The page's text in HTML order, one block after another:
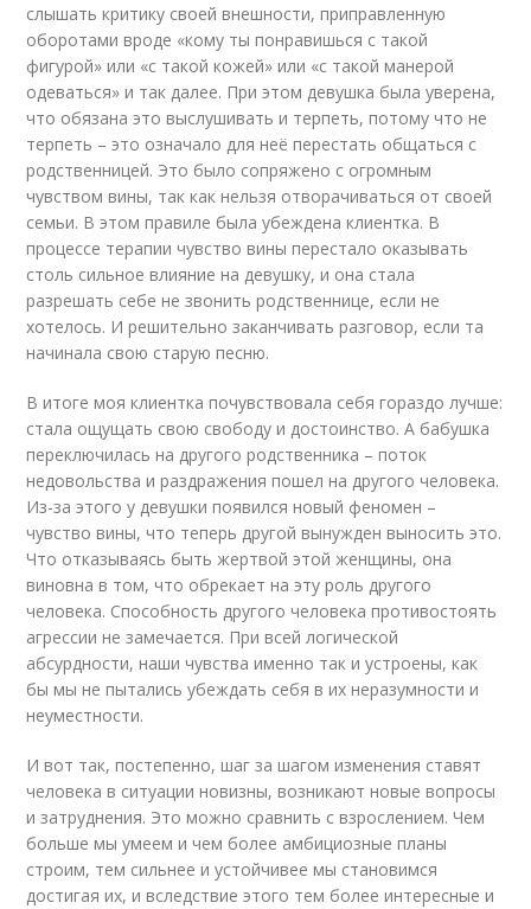
слышать критику своей внешности, приправленную
оборотами вроде «кому ты понравишься с такой
фигурой» или «с такой кожей» или «с такой манерой
одеваться» и так далее. При этом девушка была уверена,
что обязана это выслушивать и терпеть, потому что не
терпеть – это означало для неё перестать общаться с
родственницей. Это было сопряжено с огромным
чувством вины, так как нельзя отворачиваться от своей
семьи. В этом правиле была убеждена клиентка. В
процессе терапии чувство вины перестало оказывать
столь сильное влияние на девушку, и она стала
разрешать себе не звонить родственнице, если не
хотелось. И решительно заканчивать разговор, если та
начинала свою старую песню.
В итоге моя клиентка почувствовала себя гораздо лучше:
стала ощущать свою свободу и достоинство. А бабушка
переключилась на другого родственника – поток
недовольства и раздражения пошел на другого человека.
Из-за этого у девушки появился новый феномен –
чувство вины, что теперь другой вынужден выносить это.
Что отказываясь быть жертвой этой женщины, она
виновна в том, что обрекает на эту роль другого
человека. Способность другого человека противостоять
агрессии не замечается. При всей логической
абсурдности, наши чувства именно так и устроены, как
бы мы не пытались убеждать себя в их неразумности и
неуместности.
И вот так, постепенно, шаг за шагом изменения ставят
человека в ситуации новизны, возникают новые вопросы
и затруднения. Это можно сравнить с взрослением. Чем
больше мы умеем и чем более амбициозные планы
строим, тем сильнее и устойчивее мы становимся
достигая их, и вследствие этого тем более интересные и